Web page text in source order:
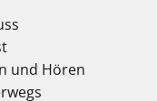
und Hören